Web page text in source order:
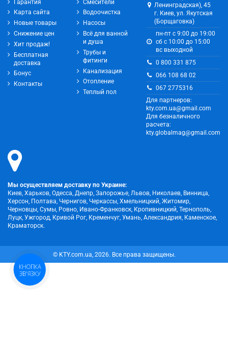
Гарантия
Карта сайта
Новые товары
Снижение цен
Хит продаж!
Бесплатная
доставка
Бонус
Контакты
Смесители
Водоочистка
Насосы
Всё для ванной
и душа
Трубы и
фитинги
Канализация
Отопление
Теплый пол
Ленинградская), 45
г. Киев, ул. Якутская
(Борщаговка)
пн-пт с 9:00 до 19:00
сб с 10:00 до 15:00
вс выходной
0 800 331 875
066 108 68 02
067 2775316
Для партнеров:
kty.com.ua@gmail.com
Для безналичного
расчета:
kty.globalmag@gmail.com
Мы осуществляем доставку по Украине:
Киев, Харьков, Одесса, Днепр, Запорожье, Львов, Николаев, Винница,
Херсон, Полтава, Чернигов, Черкассы, Хмельницкий, Житомир,
Черновцы, Сумы, Ровно, Ивано-Франковск, Кропивницкий, Тернополь,
Луцк, Ужгород, Кривой Рог, Кременчуг, Умань, Александрия, Каменское,
Краматорск.
© KTY.com.ua, 2026. Все права защищены.
КНОПКА
ЗВ'ЯЗКУ